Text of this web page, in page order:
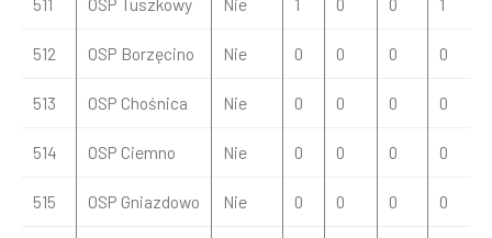
512 OSP Borzęcino Nie 0 0 0 0
513 OSP Chośnica Nie 0 0 0 0
514 OSP Ciemno Nie 0 0 0 0
515 OSP Gniazdowo Nie 0 0 0 0